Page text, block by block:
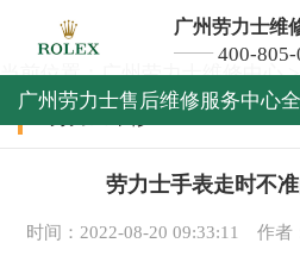
广州劳力士维
400-805-
广州劳力士售后维修服务中心
当前位置：广州劳力士维修中心
劳力士维修
劳力士手表走时不
时间：2022-08-20 09:33:11 作者